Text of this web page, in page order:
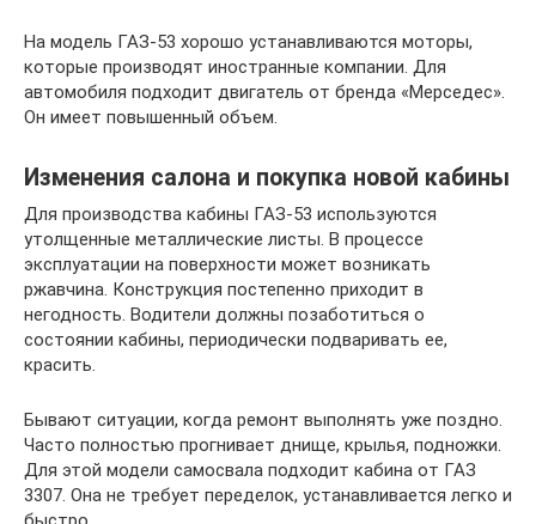
На модель ГАЗ-53 хорошо устанавливаются моторы,
которые производят иностранные компании. Для
автомобиля подходит двигатель от бренда «Мерседес».
Он имеет повышенный объем.
Изменения салона и покупка новой кабины
Для производства кабины ГАЗ-53 используются
утолщенные металлические листы. В процессе
эксплуатации на поверхности может возникать
ржавчина. Конструкция постепенно приходит в
негодность. Водители должны позаботиться о
состоянии кабины, периодически подваривать ее,
красить.
Бывают ситуации, когда ремонт выполнять уже поздно.
Часто полностью прогнивает днище, крылья, подножки.
Для этой модели самосвала подходит кабина от ГАЗ
3307. Она не требует переделок, устанавливается легко и